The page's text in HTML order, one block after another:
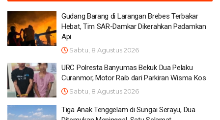
Gudang Barang di Larangan Brebes Terbakar
Hebat, Tim SAR-Damkar Dikerahkan Padamkan
Api
Sabtu, 8 Agustus 2026
URC Polresta Banyumas Bekuk Dua Pelaku
Curanmor, Motor Raib dari Parkiran Wisma Kos
Sabtu, 8 Agustus 2026
Tiga Anak Tenggelam di Sungai Serayu, Dua